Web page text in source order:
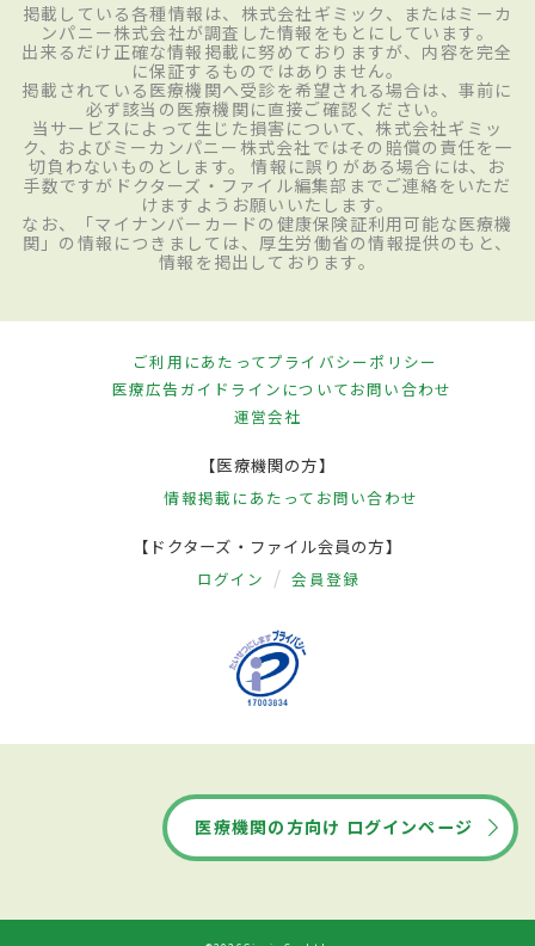
掲載している各種情報は、株式会社ギミック、またはミーカ
ンパニー株式会社が調査した情報をもとにしています。
出来るだけ正確な情報掲載に努めておりますが、内容を完全
に保証するものではありません。
掲載されている医療機関へ受診を希望される場合は、事前に
必ず該当の医療機関に直接ご確認ください。
当サービスによって生じた損害について、株式会社ギミッ
ク、およびミーカンパニー株式会社ではその賠償の責任を一
切負わないものとします。 情報に誤りがある場合には、お
手数ですがドクターズ・ファイル編集部までご連絡をいただ
けますようお願いいたします。
なお、「マイナンバーカードの健康保険証利用可能な医療機
関」の情報につきましては、厚生労働省の情報提供のもと、
情報を掲出しております。
ご利用にあたってプライバシーポリシー
医療広告ガイドラインについてお問い合わせ
運営会社
【医療機関の方】
情報掲載にあたって お問い合わせ
【ドクターズ・ファイル会員の方】
ログイン 会員登録
医療機関の方向け ログインページ